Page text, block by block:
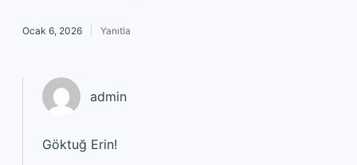
Ocak 6, 2026 Yanıtla
admin
Göktuğ Erin!